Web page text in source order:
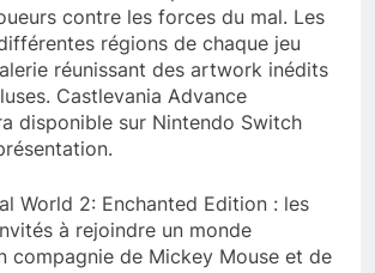
contre les forces du mal. Les
régions de chaque jeu
réunissant des artwork inédits
Castlevania Advance
disponible sur Nintendo Switch
World 2: Enchanted Edition : les
à rejoindre un monde
compagnie de Mickey Mouse et de